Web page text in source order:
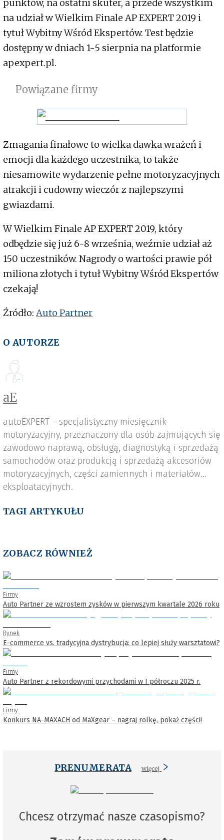
punktów, na ostatni skuter, a przede wszystkim
na udział w Wielkim Finale AP EXPERT 2019 i
tytuł Wybitny Wśród Ekspertów. Test będzie
dostępny w dniach 1-5 sierpnia na platformie
apexpert.pl.
Powiązane firmy
Zmagania finałowe to wielka dawka wrażeń i
emocji dla każdego uczestnika, to także
niesamowite wydarzenie pełne motoryzacyjnych
atrakcji i cudowny wieczór z najlepszymi
gwiazdami.
W Wielkim Finale AP EXPERT 2019, który
odbędzie się już 6-8 września, weźmie udział aż
150 uczestników. Nagrody o wartości prawie pół
miliona złotych i tytuł Wybitny Wśród Ekspertów
czekają!
Źródło: Auto Partner
O AUTORZE
aE
autoEXPERT – specjalistyczny miesięcznik
motoryzacyjny, przeznaczony dla osób zajmujących się
zawodowo naprawą, obsługą, diagnostyką i sprzedażą
samochodów oraz produkcją i sprzedażą akcesoriów
motoryzacyjnych, części zamiennych i materiałów
eksploatacyjnych.
TAGI ARTYKUŁU
ZOBACZ RÓWNIEŻ
Firmy
Auto Partner ze wzrostem zysków w pierwszym kwartale 2026 roku
Rynek
E-commerce vs. tradycyjna dystrybucja: co lepiej służy warsztatowi?
Firmy
Auto Partner z rekordowymi przychodami w I półroczu 2025 r.
Firmy
Konkurs NA-MAXACH od MaXgear – nagraj rolkę, pokaż części!
PRENUMERATA więcej
Chcesz otrzymać nasze czasopismo?